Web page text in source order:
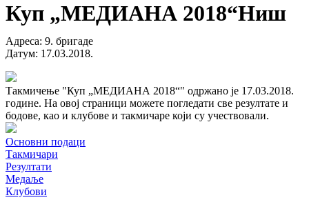
Куп „МЕДИАНА 2018“Ниш
Адреса: 9. бригаде
Датум: 17.03.2018.
Такмичење "Куп „МЕДИАНА 2018“" одржано је 17.03.2018.
године. На овој страници можете погледати све резултате и
бодове, као и клубове и такмичаре који су учествовали.
Основни подаци
Такмичари
Резултати
Медаље
Клубови